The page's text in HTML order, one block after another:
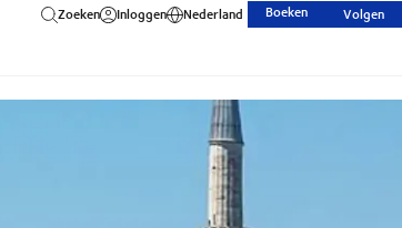
Zoeken Inloggen Nederland Boeken Volgen